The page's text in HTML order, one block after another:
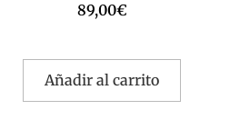
89,00€
Añadir al carrito